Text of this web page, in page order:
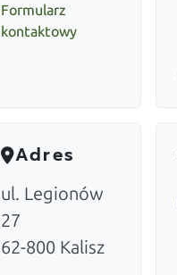
Formularz
kontaktowy
Adres
ul. Legionów
27
62-800 Kalisz